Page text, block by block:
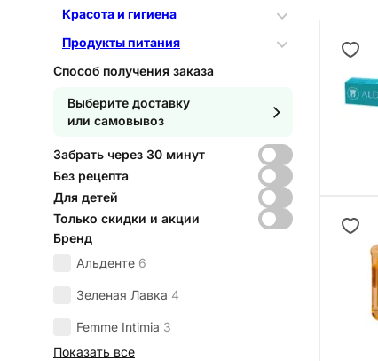
Красота и гигиена
Продукты питания
Способ получения заказа
Выберите доставку
или самовывоз
Забрать через 30 минут
Без рецепта
Для детей
Только скидки и акции
Бренд
Альденте 6
Зеленая Лавка 4
Femme Intimia 3
Показать все